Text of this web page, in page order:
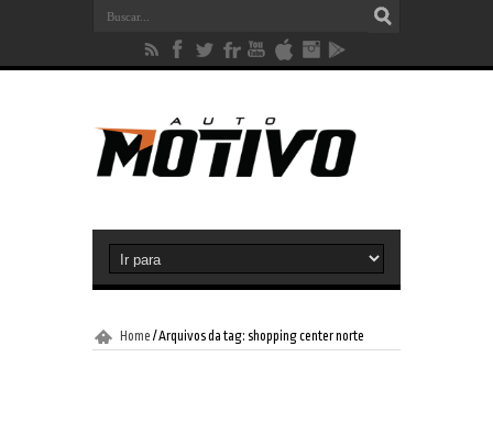
Home /Arquivos da tag: shopping center norte